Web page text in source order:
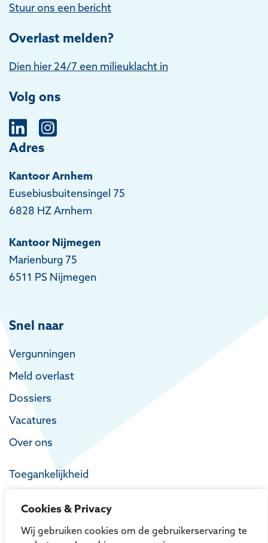
Cookies & Privacy
Wij gebruiken cookies om de gebruikerservaring te
Stuur ons een bericht
Overlast melden?
Dien hier 24/7 een milieuklacht in
Volg ons
Adres
Kantoor Arnhem
Eusebiusbuitensingel 75
6828 HZ Arnhem
Kantoor Nijmegen
Marienburg 75
6511 PS Nijmegen
Snel naar
Vergunningen
Meld overlast
Dossiers
Vacatures
Over ons
Toegankelijkheid